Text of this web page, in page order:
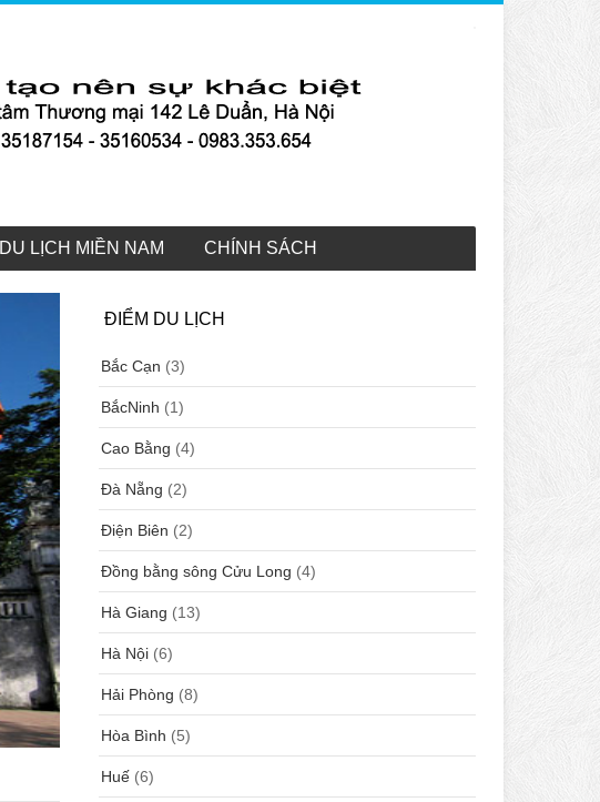
DU LỊCH MIỀN NAM CHÍNH SÁCH
ĐIỂM DU LỊCH
Bắc Cạn (3)
BắcNinh (1)
Cao Bằng (4)
Đà Nẵng (2)
Điện Biên (2)
Đồng bằng sông Cửu Long (4)
Hà Giang (13)
Hà Nội (6)
Hải Phòng (8)
Hòa Bình (5)
Huế (6)